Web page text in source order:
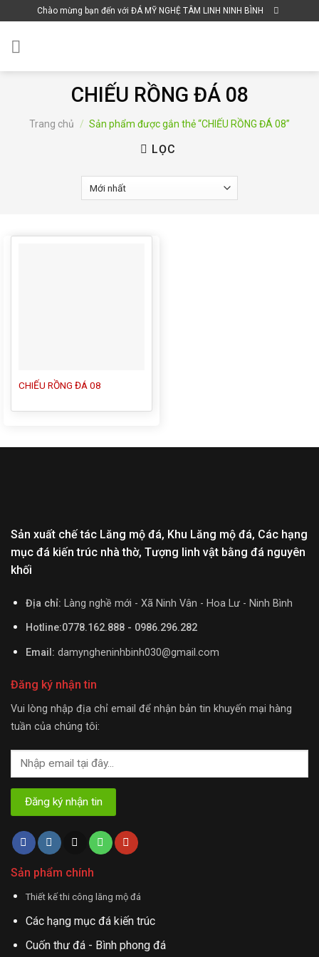
to
content
Chào mừng bạn đến với ĐÁ MỸ NGHỆ TÂM LINH NINH BÌNH
CHIẾU RỒNG ĐÁ 08
Trang chủ / Sản phẩm được gắn thẻ “CHIẾU RỒNG ĐÁ 08”
LỌC
CHIẾU RỒNG ĐÁ 08
Sản xuất chế tác Lăng mộ đá, Khu Lăng mộ đá, Các hạng
mục đá kiến trúc nhà thờ, Tượng linh vật bằng đá nguyên
khối
Địa chỉ: Làng nghề mới - Xã Ninh Vân - Hoa Lư - Ninh Bình
Hotline:0778.162.888 - 0986.296.282
Email: damyngheninhbinh030@gmail.com
Đăng ký nhận tin
Vui lòng nhập địa chỉ email để nhận bản tin khuyến mại hàng
tuần của chúng tôi:
Sản phẩm chính
Thiết kế thi công lăng mộ đá
Các hạng mục đá kiến trúc
Cuốn thư đá - Bình phong đá